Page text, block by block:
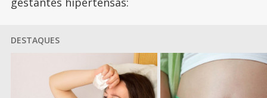
DESTAQUES